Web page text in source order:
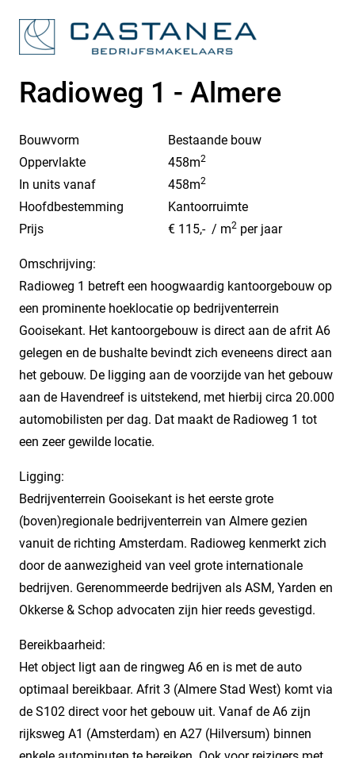
Radioweg 1 - Almere
Bouwvorm
Bestaande bouw
Oppervlakte
458m2
In units vanaf 458m2
Hoofdbestemming
Kantoorruimte
Prijs
€ 115,- / m2 per jaar
Omschrijving:
Radioweg 1 betreft een hoogwaardig kantoorgebouw op
een prominente hoeklocatie op bedrijventerrein
Gooisekant. Het kantoorgebouw is direct aan de afrit A6
gelegen en de bushalte bevindt zich eveneens direct aan
het gebouw. De ligging aan de voorzijde van het gebouw
aan de Havendreef is uitstekend, met hierbij circa 20.000
automobilisten per dag. Dat maakt de Radioweg 1 tot
een zeer gewilde locatie.
Ligging:
Bedrijventerrein Gooisekant is het eerste grote
(boven)regionale bedrijventerrein van Almere gezien
vanuit de richting Amsterdam. Radioweg kenmerkt zich
door de aanwezigheid van veel grote internationale
bedrijven. Gerenommeerde bedrijven als ASM, Yarden en
Okkerse & Schop advocaten zijn hier reeds gevestigd.
Bereikbaarheid:
Het object ligt aan de ringweg A6 en is met de auto
optimaal bereikbaar. Afrit 3 (Almere Stad West) komt via
de S102 direct voor het gebouw uit. Vanaf de A6 zijn
rijksweg A1 (Amsterdam) en A27 (Hilversum) binnen